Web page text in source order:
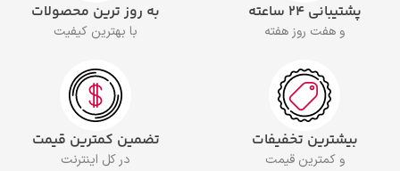
پشتیبانی ۲۴ ساعته
و هفت روز هفته
به روز ترین محصولات
با بهترین کیفیت
بیشترین تخفیفات
و کمترین قیمت
تضمین کمترین قیمت
در کل اینترنت